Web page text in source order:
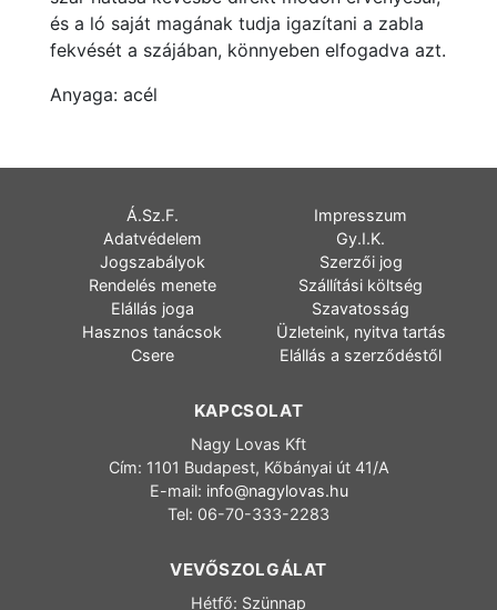
és a ló saját magának tudja igazítani a zabla
fekvését a szájában, könnyeben elfogadva azt.
Anyaga: acél
Á.Sz.F.
Impresszum
Adatvédelem
Gy.I.K.
Jogszabályok
Szerzői jog
Rendelés menete
Szállítási költség
Elállás joga
Szavatosság
Hasznos tanácsok
Üzleteink, nyitva tartás
Csere
Elállás a szerződéstől
KAPCSOLAT
Nagy Lovas Kft
Cím: 1101 Budapest, Kőbányai út 41/A
E-mail: info@nagylovas.hu
Tel: 06-70-333-2283
VEVŐSZOLGÁLAT
Hétfő: Szünnap